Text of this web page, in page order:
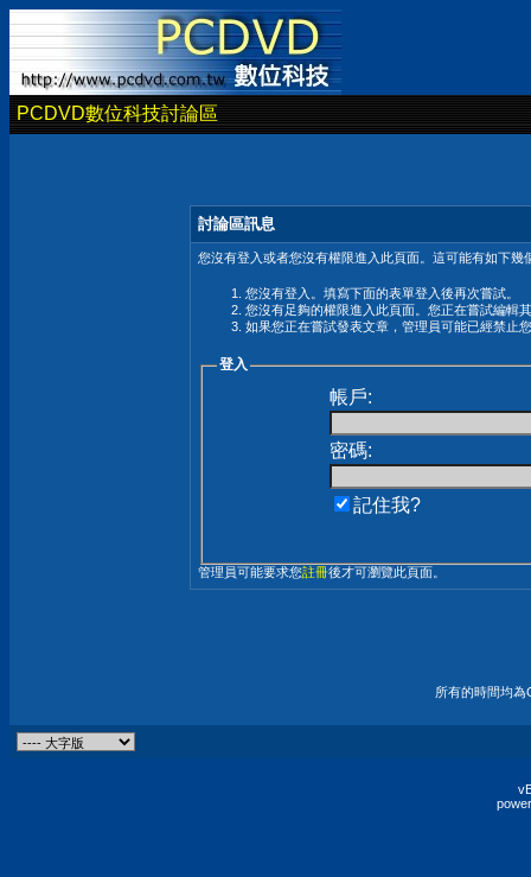
PCDVD數位科技討論區
討論區訊息
您沒有登入或者您沒有權限進入此頁面。這可能有如下幾
您沒有登入。填寫下面的表單登入後再次嘗試。
您沒有足夠的權限進入此頁面。您正在嘗試編輯
如果您正在嘗試發表文章，管理員可能已經禁止
登入
帳戶:
密碼:
記住我?
管理員可能要求您註冊後才可瀏覽此頁面。
所有的時間均為